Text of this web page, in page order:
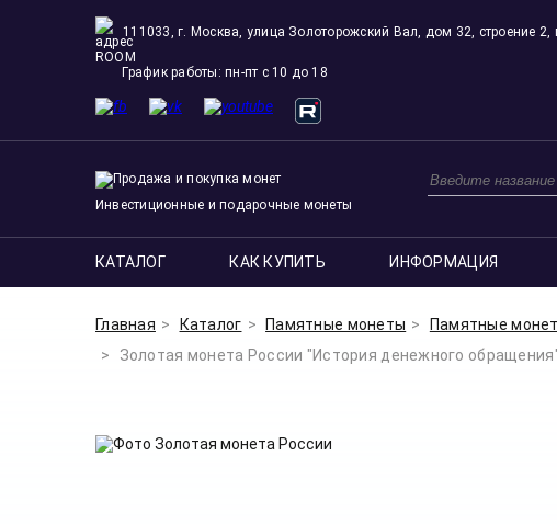
111033, г. Москва, улица Золоторожский Вал, дом 32, строение
ROOM
График работы: пн-пт с 10 до 18
Инвестиционные и подарочные монеты
КАТАЛОГ КАК КУПИТЬ ИНФОРМАЦИЯ
Главная Каталог Памятные монеты
Памятные
Золотая монета России "История денежного